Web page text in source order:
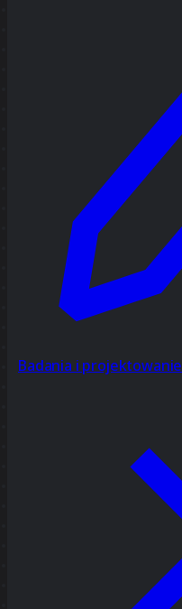
Badania i projektowanie